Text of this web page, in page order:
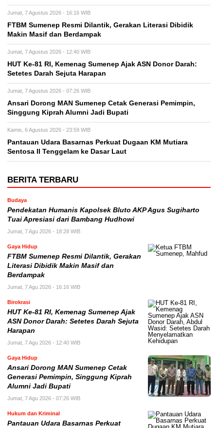
Jumat, 7 Agustus 2026 - 16:16 WIB
FTBM Sumenep Resmi Dilantik, Gerakan Literasi Dibidik
Makin Masif dan Berdampak
Jumat, 7 Agustus 2026 - 12:40 WIB
HUT Ke-81 RI, Kemenag Sumenep Ajak ASN Donor Darah:
Setetes Darah Sejuta Harapan
Jumat, 7 Agustus 2026 - 07:26 WIB
Ansari Dorong MAN Sumenep Cetak Generasi Pemimpin,
Singgung Kiprah Alumni Jadi Bupati
Kamis, 6 Agustus 2026 - 23:59 WIB
Pantauan Udara Basarnas Perkuat Dugaan KM Mutiara
Sentosa II Tenggelam ke Dasar Laut
BERITA TERBARU
Budaya
Pendekatan Humanis Kapolsek Bluto AKP Agus Sugiharto
Tuai Apresiasi dari Bambang Hudhowi
Jumat, 7 Agu 2026 - 18:28 WIB
Gaya Hidup
FTBM Sumenep Resmi Dilantik, Gerakan
Literasi Dibidik Makin Masif dan
Berdampak
Jumat, 7 Agu 2026 - 16:16 WIB
Birokrasi
HUT Ke-81 RI, Kemenag Sumenep Ajak
ASN Donor Darah: Setetes Darah Sejuta
Harapan
Jumat, 7 Agu 2026 - 12:40 WIB
Gaya Hidup
Ansari Dorong MAN Sumenep Cetak
Generasi Pemimpin, Singgung Kiprah
Alumni Jadi Bupati
Jumat, 7 Agu 2026 - 07:26 WIB
Hukum dan Kriminal
Pantauan Udara Basarnas Perkuat